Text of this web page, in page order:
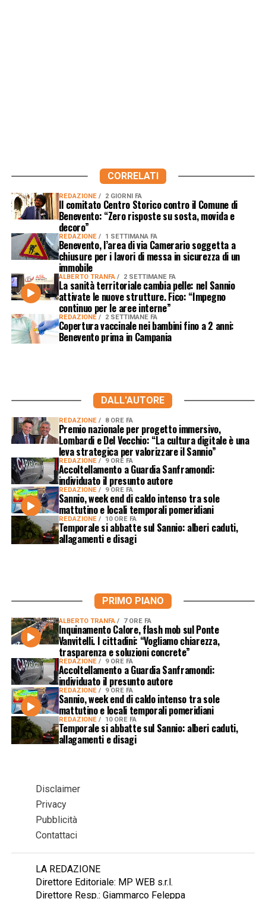
CORRELATI
REDAZIONE 2 GIORNI FA
Il comitato Centro Storico contro il Comune di
Benevento: “Zero risposte su sosta, movida e
decoro”
REDAZIONE 1 SETTIMANA FA
Benevento, l’area di via Camerario soggetta a
chiusure per i lavori di messa in sicurezza di un
immobile
ALBERTO TRANFA 2 SETTIMANE FA
La sanità territoriale cambia pelle: nel Sannio
attivate le nuove strutture. Fico: “Impegno
continuo per le aree interne”
REDAZIONE 2 SETTIMANE FA
Copertura vaccinale nei bambini fino a 2 anni:
Benevento prima in Campania
DALL'AUTORE
REDAZIONE 8 ORE FA
Premio nazionale per progetto immersivo,
Lombardi e Del Vecchio: “La cultura digitale è una
leva strategica per valorizzare il Sannio”
REDAZIONE 9 ORE FA
Accoltellamento a Guardia Sanframondi:
individuato il presunto autore
REDAZIONE 9 ORE FA
Sannio, week end di caldo intenso tra sole
mattutino e locali temporali pomeridiani
REDAZIONE 10 ORE FA
Temporale si abbatte sul Sannio: alberi caduti,
allagamenti e disagi
PRIMO PIANO
ALBERTO TRANFA 7 ORE FA
Inquinamento Calore, flash mob sul Ponte
Vanvitelli. I cittadini: “Vogliamo chiarezza,
trasparenza e soluzioni concrete”
REDAZIONE 9 ORE FA
Accoltellamento a Guardia Sanframondi:
individuato il presunto autore
REDAZIONE 9 ORE FA
Sannio, week end di caldo intenso tra sole
mattutino e locali temporali pomeridiani
REDAZIONE 10 ORE FA
Temporale si abbatte sul Sannio: alberi caduti,
allagamenti e disagi
Disclaimer
Privacy
Pubblicità
Contattaci
LA REDAZIONE
Direttore Editoriale: MP WEB s.r.l.
Direttore Resp.: Giammarco Feleppa